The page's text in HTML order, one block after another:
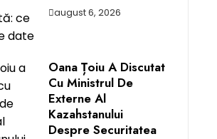
august 6, 2026
Oana Țoiu A Discutat
Cu Ministrul De
Externe Al
Kazahstanului
Despre Securitatea